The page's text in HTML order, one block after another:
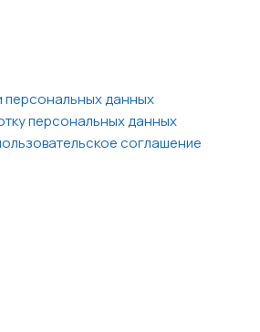
персональных данных
персональных данных
соглашение